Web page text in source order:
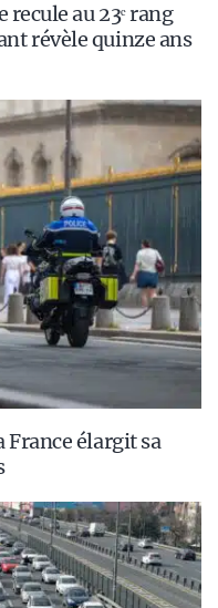
au 23ᵉ rang
révèle quinze ans
France élargit sa